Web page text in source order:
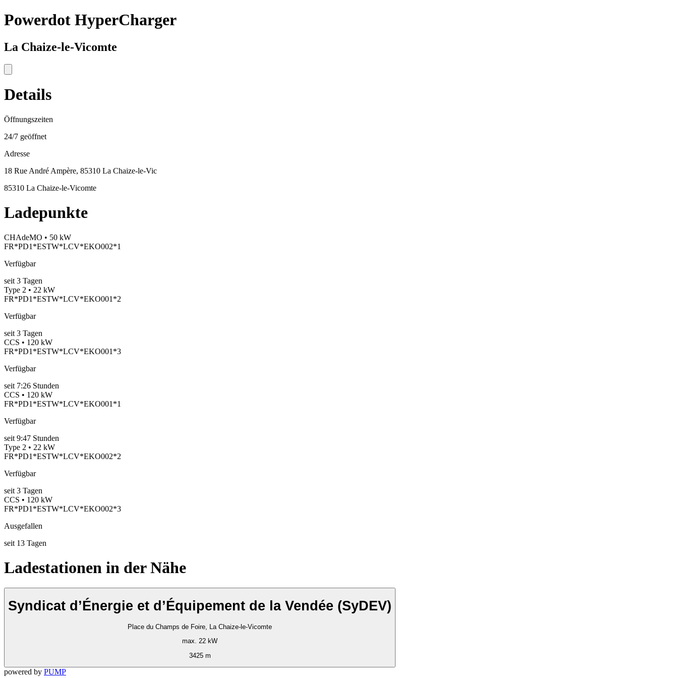
Powerdot HyperCharger
La Chaize-le-Vicomte
Details
Öffnungszeiten
24/7 geöffnet
Adresse
18 Rue André Ampère, 85310 La Chaize-le-Vic
85310 La Chaize-le-Vicomte
Ladepunkte
CHAdeMO • 50 kW
FR*PD1*ESTW*LCV*EKO002*1
Verfügbar
seit 3 Tagen
Type 2 • 22 kW
FR*PD1*ESTW*LCV*EKO001*2
Verfügbar
seit 3 Tagen
CCS • 120 kW
FR*PD1*ESTW*LCV*EKO001*3
Verfügbar
seit 7:26 Stunden
CCS • 120 kW
FR*PD1*ESTW*LCV*EKO001*1
Verfügbar
seit 9:47 Stunden
Type 2 • 22 kW
FR*PD1*ESTW*LCV*EKO002*2
Verfügbar
seit 3 Tagen
CCS • 120 kW
FR*PD1*ESTW*LCV*EKO002*3
Ausgefallen
seit 13 Tagen
Ladestationen in der Nähe
Syndicat d’Énergie et d’Équipement de la Vendée (SyDEV)
Place du Champs de Foire, La Chaize-le-Vicomte
max. 22 kW
3425 m
powered by PUMP